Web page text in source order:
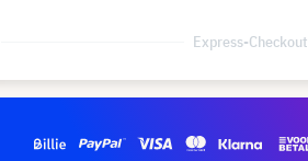
Express-Checkout